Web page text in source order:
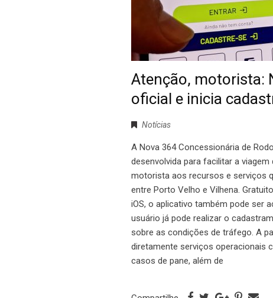
Atenção, motorista:
oficial e inicia
Notícias
A Nova 364 Concessionária de
desenvolvida para facilitar a
motorista aos recursos e serviços
entre Porto Velho e Vilhena.
iOS, o aplicativo também pode ser
usuário já pode realizar o
sobre as condições de tráfego. A
diretamente serviços operacionais
casos de pane, além de